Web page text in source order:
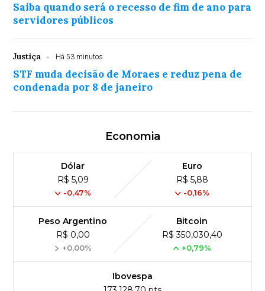
Saiba quando será o recesso de fim de ano para
servidores públicos
Justiça Há 53 minutos
STF muda decisão de Moraes e reduz pena de
condenada por 8 de janeiro
Economia
Dólar
R$ 5,09
-0,47%
Euro
R$ 5,88
-0,16%
Peso Argentino
R$ 0,00
+0,00%
Bitcoin
R$ 350,030,40
+0,79%
Ibovespa